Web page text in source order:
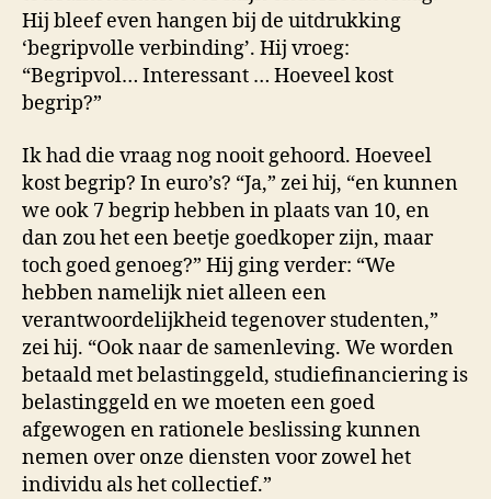
Hij bleef even hangen bij de uitdrukking
‘begripvolle verbinding’. Hij vroeg:
“Begripvol… Interessant … Hoeveel kost
begrip?”
Ik had die vraag nog nooit gehoord. Hoeveel
kost begrip? In euro’s? “Ja,” zei hij, “en kunnen
we ook 7 begrip hebben in plaats van 10, en
dan zou het een beetje goedkoper zijn, maar
toch goed genoeg?” Hij ging verder: “We
hebben namelijk niet alleen een
verantwoordelijkheid tegenover studenten,”
zei hij. “Ook naar de samenleving. We worden
betaald met belastinggeld, studiefinanciering is
belastinggeld en we moeten een goed
afgewogen en rationele beslissing kunnen
nemen over onze diensten voor zowel het
individu als het collectief.”